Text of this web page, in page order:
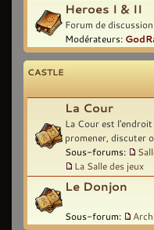
Heroes I & II
Forum de
Modérateurs:
CASTLE
La Cour
La Cour est
promener, discuter
Sous-forums:
La Salle des jeux
Le Donjon
Sous-forum: